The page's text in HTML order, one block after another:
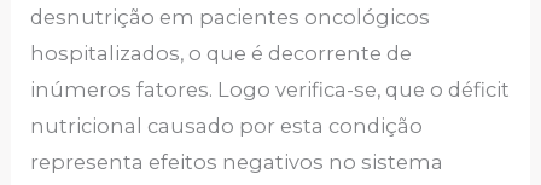
desnutrição em pacientes oncológicos
hospitalizados, o que é decorrente de
inúmeros fatores. Logo verifica-se, que o déficit
nutricional causado por esta condição
representa efeitos negativos no sistema